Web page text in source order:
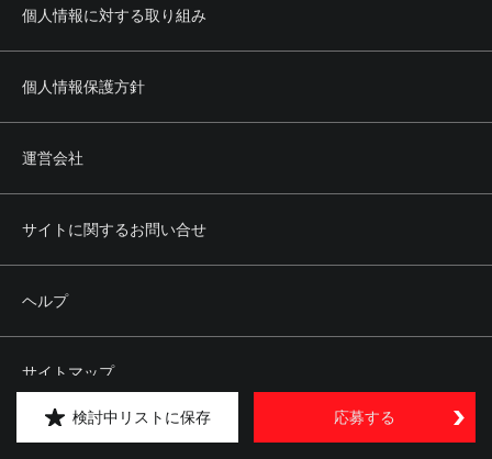
検討中リストに保存 応募する
個人情報に対する取り組み
個人情報保護方針
運営会社
サイトに関するお問い合せ
ヘルプ
サイトマップ